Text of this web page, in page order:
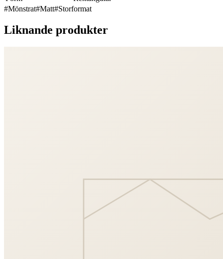
#Mönstrat#Matt#Storformat
Liknande produkter